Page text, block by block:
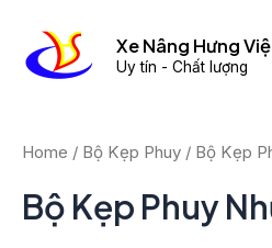
content
Xe Nâng Hưng
Uy tín - Chất lượng
Home / Bộ Kẹp Phuy / Bộ Kẹp
Bộ Kẹp Phuy